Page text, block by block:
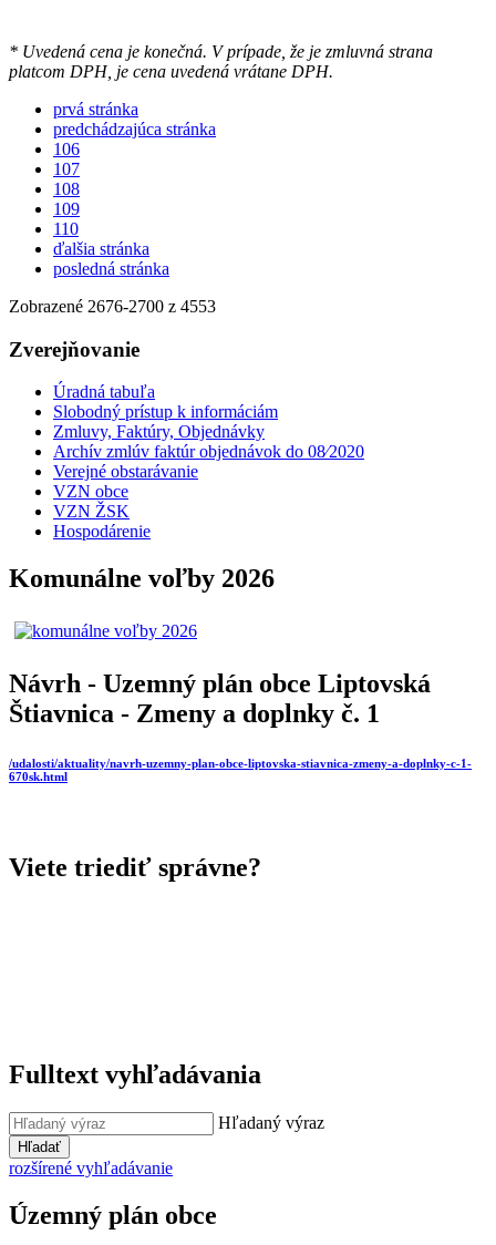
* Uvedená cena je konečná. V prípade, že je zmluvná strana
platcom DPH, je cena uvedená vrátane DPH.
prvá stránka
predchádzajúca stránka
106
107
108
109
110
ďalšia stránka
posledná stránka
Zobrazené 2676-2700 z 4553
Zverejňovanie
Úradná tabuľa
Slobodný prístup k informáciám
Zmluvy, Faktúry, Objednávky
Archív zmlúv faktúr objednávok do 08⁄2020
Verejné obstarávanie
VZN obce
VZN ŽSK
Hospodárenie
Komunálne voľby 2026
Návrh - Uzemný plán obce Liptovská
Štiavnica - Zmeny a doplnky č. 1
/udalosti/aktuality/navrh-uzemny-plan-obce-liptovska-stiavnica-zmeny-a-doplnky-c-1-
670sk.html
Viete triediť správne?
Fulltext vyhľadávania
Hľadaný výraz
Hľadať
rozšírené vyhľadávanie
Územný plán obce